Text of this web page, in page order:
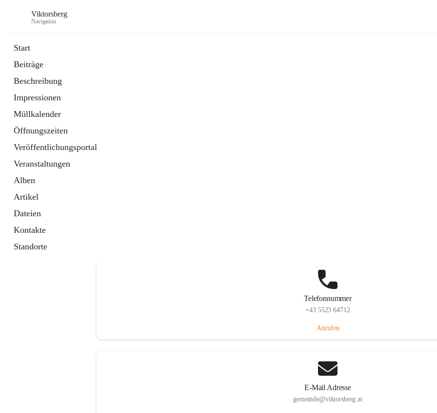
Viktorsberg
Navigation
Start
Beiträge
Beschreibung
Impressionen
Müllkalender
Öffnungszeiten
Veröffentlichungsportal
Veranstaltungen
Alben
Artikel
Dateien
Kontakte
Standorte
Telefonnummer
+43 5523 64712
Anrufen
E-Mail Adresse
gemeinde@viktorsberg.at